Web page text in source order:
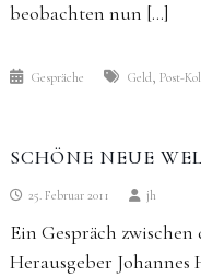
beobachten nun […]
Gespräche Geld, Post-
SCHÖNE NEUE
25. Februar 2011 jh
Ein Gespräch
Herausgeber